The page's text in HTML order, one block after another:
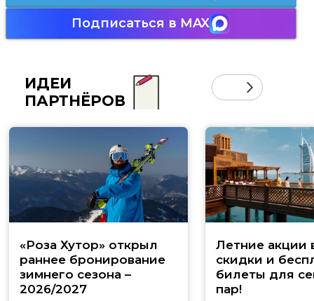
Подписаться в MAX
ИДЕИ
ПАРТНЁРОВ
«Роза Хутор» открыл
раннее бронирование
зимнего сезона –
2026/2027
Летние акции
скидки и
билеты для
пар!